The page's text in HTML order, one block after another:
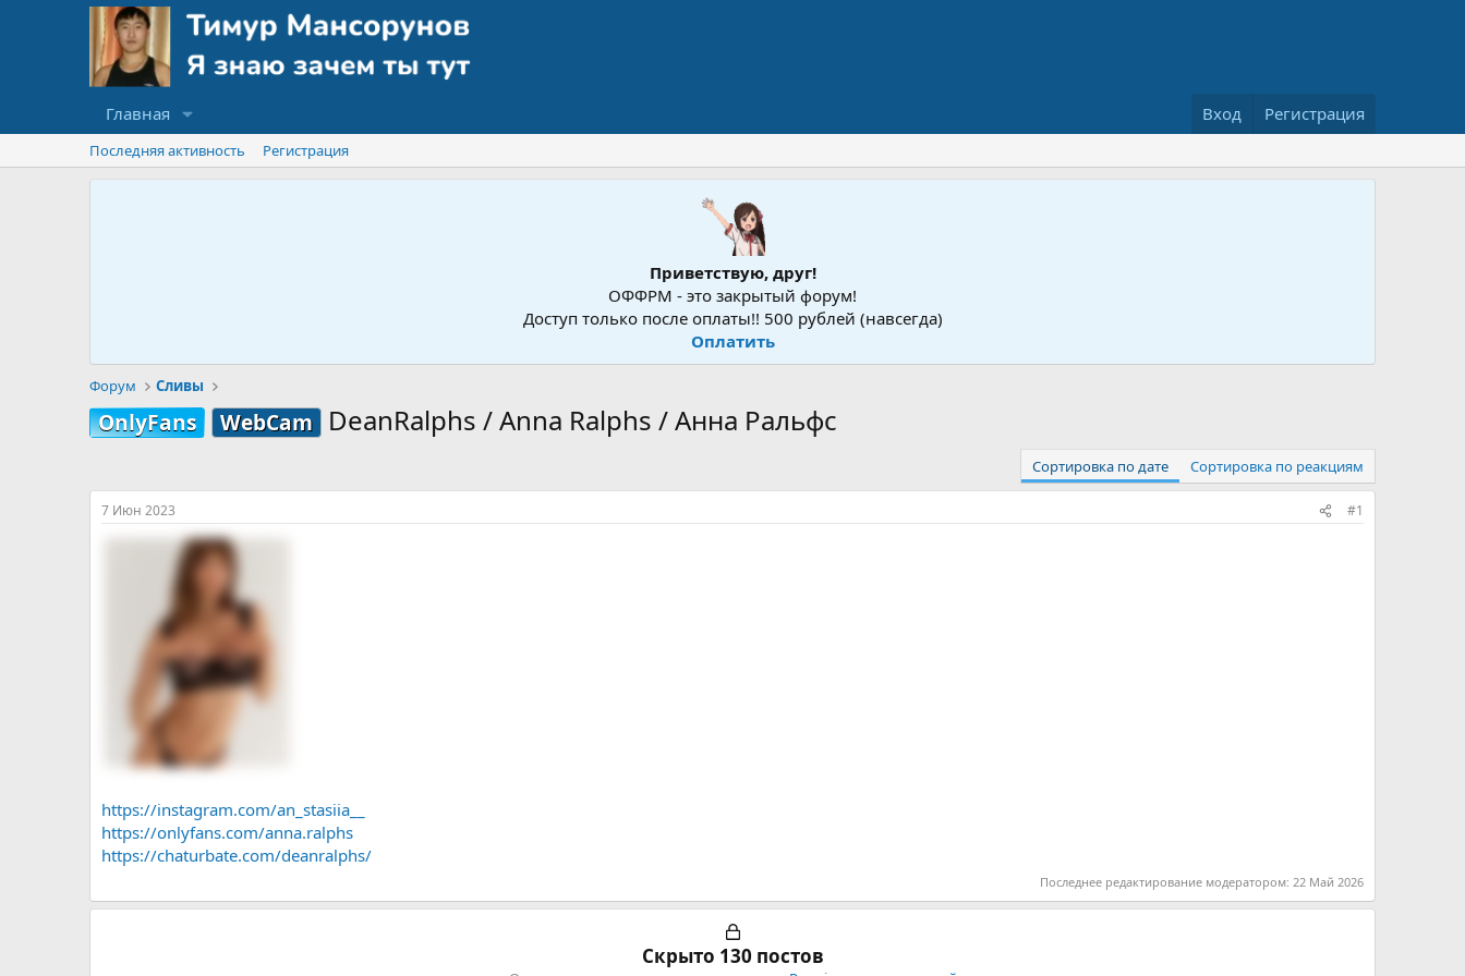
Главная Вход Регистрация
Последняя активность Регистрация
Приветствую, друг!
ОФФРМ - это закрытый форум!
Доступ только после оплаты!! 500 рублей (навсегда)
Оплатить
Форум Сливы
OnlyFans WebCam DeanRalphs / Anna Ralphs / Анна Ральфс
Сортировка по дате Сортировка по реакциям
7 Июн 2023 #1
https://instagram.com/an_stasiia__
https://onlyfans.com/anna.ralphs
https://chaturbate.com/deanralphs/
Последнее редактирование модератором: 22 Май 2026
Скрыто 130 постов